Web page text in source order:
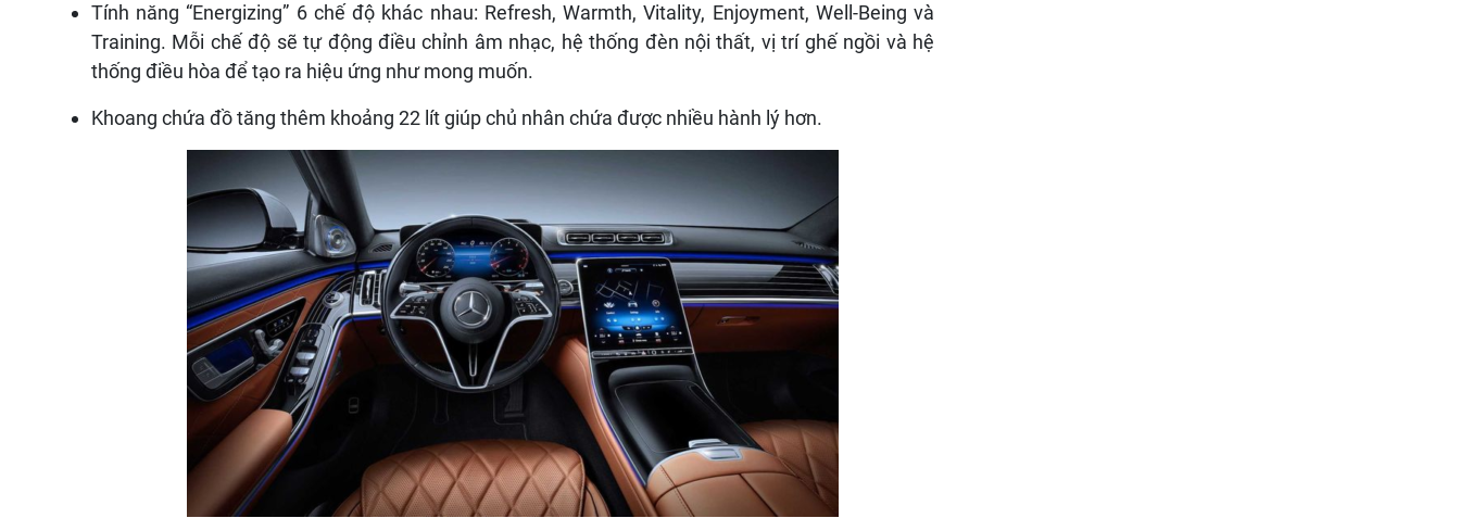
Tính năng “Energizing” 6 chế độ khác nhau: Refresh, Warmth, Vitality, Enjoyment, Well-Being và
Training. Mỗi chế độ sẽ tự động điều chỉnh âm nhạc, hệ thống đèn nội thất, vị trí ghế ngồi và hệ
thống điều hòa để tạo ra hiệu ứng như mong muốn.
Khoang chứa đồ tăng thêm khoảng 22 lít giúp chủ nhân chứa được nhiều hành lý hơn.